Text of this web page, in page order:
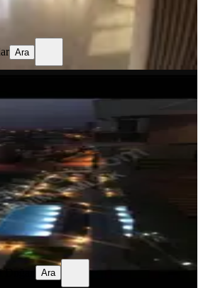
Ara
Hürriyet Mahallesi
100 m² 7. Kat·07.07.2026
₺
Doğan
Ara